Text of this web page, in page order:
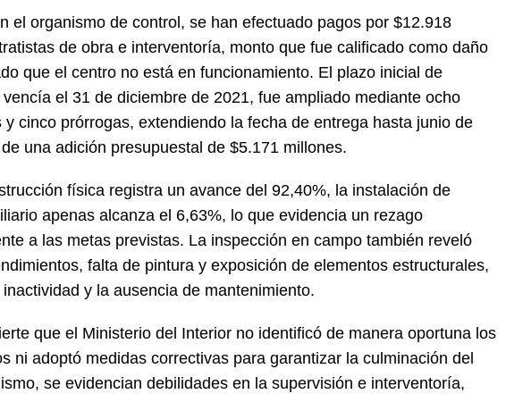
el organismo de control, se han efectuado pagos por $12.918
de obra e interventoría, monto que fue calificado como daño
que el centro no está en funcionamiento. El plazo inicial de
el 31 de diciembre de 2021, fue ampliado mediante ocho
y cinco prórrogas, extendiendo la fecha de entrega hasta junio de
una adición presupuestal de $5.171 millones.
física registra un avance del 92,40%, la instalación de
apenas alcanza el 6,63%, lo que evidencia un rezago
a las metas previstas. La inspección en campo también reveló
falta de pintura y exposición de elementos estructurales,
y la ausencia de mantenimiento.
que el Ministerio del Interior no identificó de manera oportuna los
ni adoptó medidas correctivas para garantizar la culminación del
se evidencian debilidades en la supervisión e interventoría,